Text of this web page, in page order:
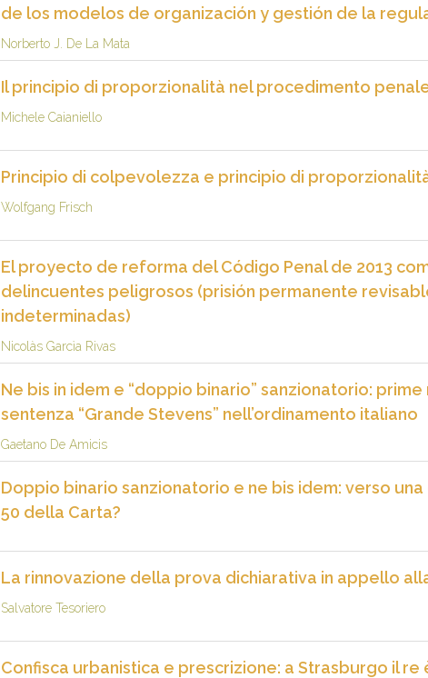
de los modelos de organización y gestión de la
Norberto J. De La Mata
Il principio di proporzionalità nel procedimento
Michele Caianiello
Principio di colpevolezza e principio di
Wolfgang Frisch
El proyecto de reforma del Código Penal de 2013
delincuentes peligrosos (prisión permanente
indeterminadas)
Nicolàs Garcìa Rivas
Ne bis in idem e “doppio binario” sanzionatorio:
sentenza “Grande Stevens” nell’ordinamento italiano
Gaetano De Amicis
Doppio binario sanzionatorio e ne bis idem: verso
50 della Carta?
La rinnovazione della prova dichiarativa in appello
Salvatore Tesoriero
Confisca urbanistica e prescrizione: a Strasburgo il re